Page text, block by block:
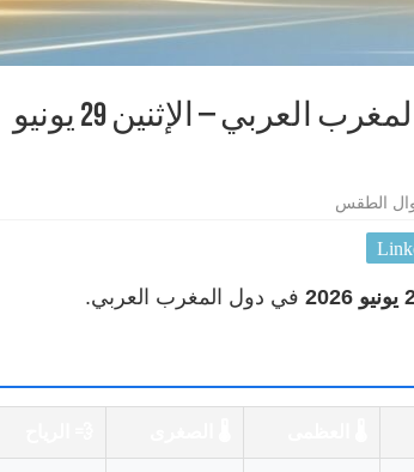
🌤️ أحوال الطقس في المغرب العربي – الإثنين 29 يونيو
الطقس
في دول المغرب العربي.